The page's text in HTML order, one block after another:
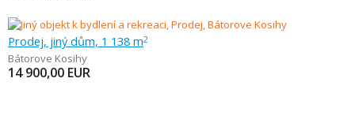
Prodej, jiný dům, 1 138 m2
Bátorove Kosihy
14 900,00 EUR